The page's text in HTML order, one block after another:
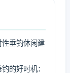
垂钓休闲建
的好时机：